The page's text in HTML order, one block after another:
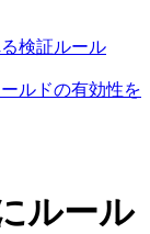
検証ルール
ルドの有効性を
ルール